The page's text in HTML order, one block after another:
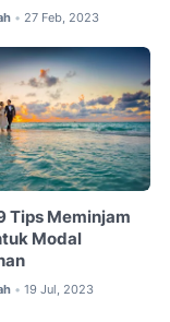
• 27 Feb, 2023
Tips Meminjam
Modal
• 19 Jul, 2023